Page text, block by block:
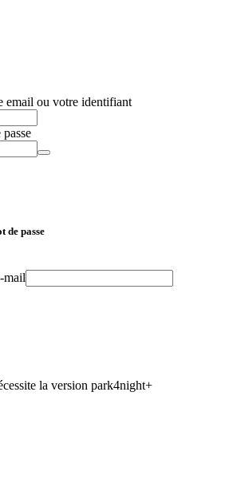
email ou votre identifiant
de passe
mail
la version park4night+